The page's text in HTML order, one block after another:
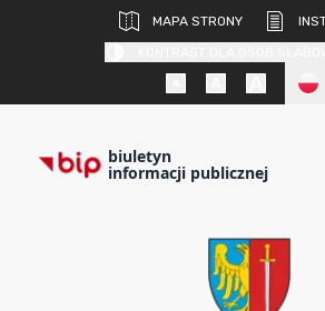
MAPA STRONY
biuletyn
informacji publicznej